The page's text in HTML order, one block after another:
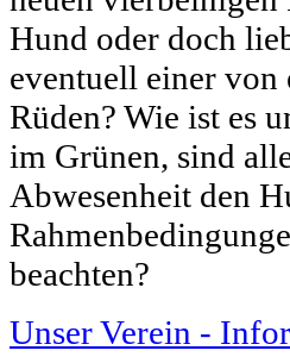
Hund oder doch
eventuell einer von
Rüden? Wie ist es
im Grünen, sind
Abwesenheit den
beachten?
Unser Verein -